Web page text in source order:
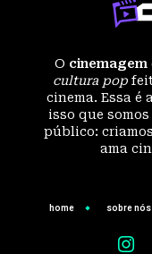
O cinemagem
cultura pop
cinema. Essa é
isso que
público:
ama
home sobre nós